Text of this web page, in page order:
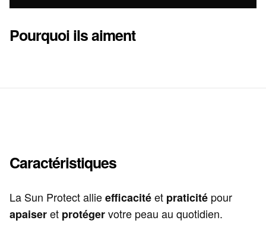
Pourquoi ils aiment
Caractéristiques
La Sun Protect allieefficacitéet praticité pour
apaiseret protégervotre peau au quotidien.